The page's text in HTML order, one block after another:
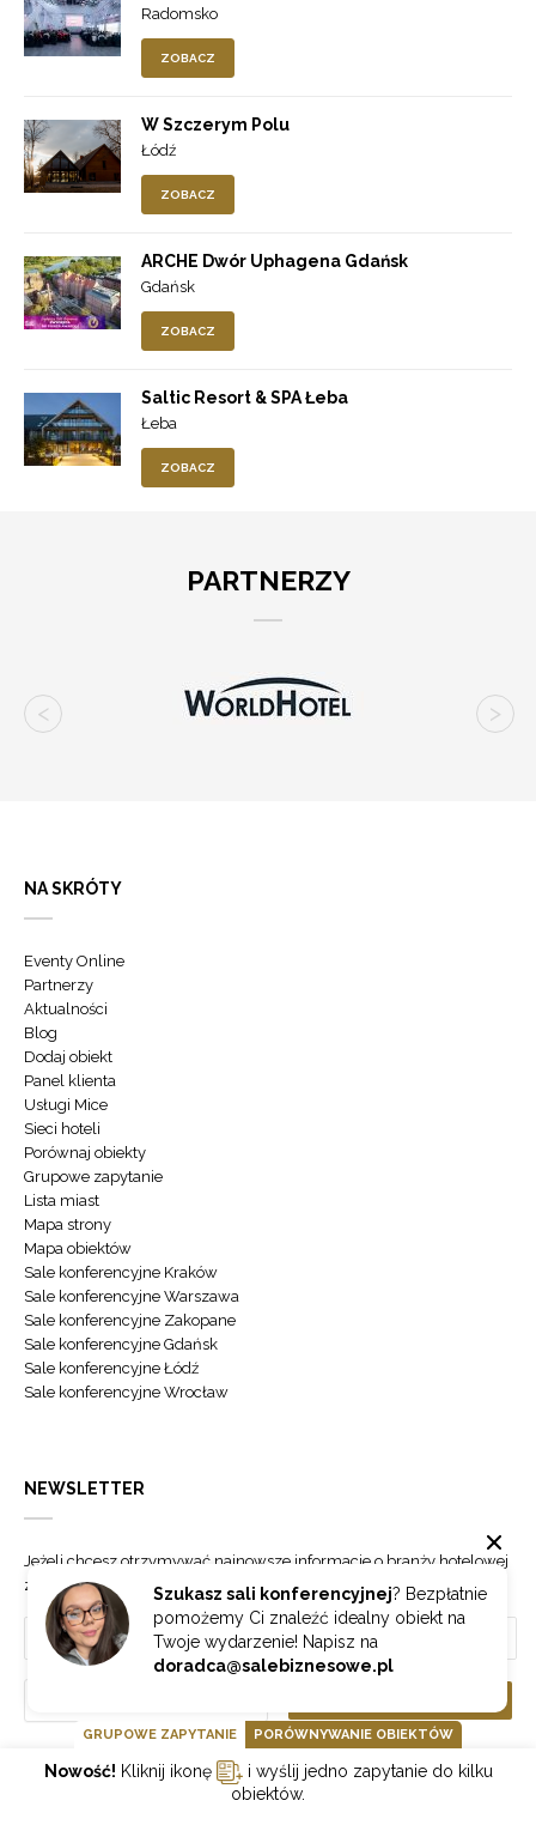
Radomsko
ZOBACZ
W Szczerym Polu
Łódź
ZOBACZ
ARCHE Dwór Uphagena Gdańsk
Gdańsk
ZOBACZ
Saltic Resort & SPA Łeba
Łeba
ZOBACZ
PARTNERZY
Szukasz sali konferencyjnej? Bezpłatnie
pomożemy Ci znaleźć idealny obiekt na
Twoje wydarzenie! Napisz na
doradca@salebiznesowe.pl
NA SKRÓTY
Eventy Online
Partnerzy
Aktualności
Blog
Dodaj obiekt
Panel klienta
Usługi Mice
Sieci hoteli
Porównaj obiekty
Grupowe zapytanie
Lista miast
Mapa strony
Mapa obiektów
Sale konferencyjne Kraków
Sale konferencyjne Warszawa
Sale konferencyjne Zakopane
Sale konferencyjne Gdańsk
Sale konferencyjne Łódź
Sale konferencyjne Wrocław
NEWSLETTER
Jeżeli chcesz otrzymywać najnowsze informacje o branży hotelowej
zapisz się do naszego newslettera.
GOONLINE.PL SPÓŁKA Z OGRANICZONĄ ODPOWIEDZIALNOŚCIĄ SP.K.
GRUPOWE ZAPYTANIE PORÓWNYWANIE OBIEKTÓW
Nowość! Kliknij ikonę
i wyślij jedno zapytanie do kilku
obiektów.